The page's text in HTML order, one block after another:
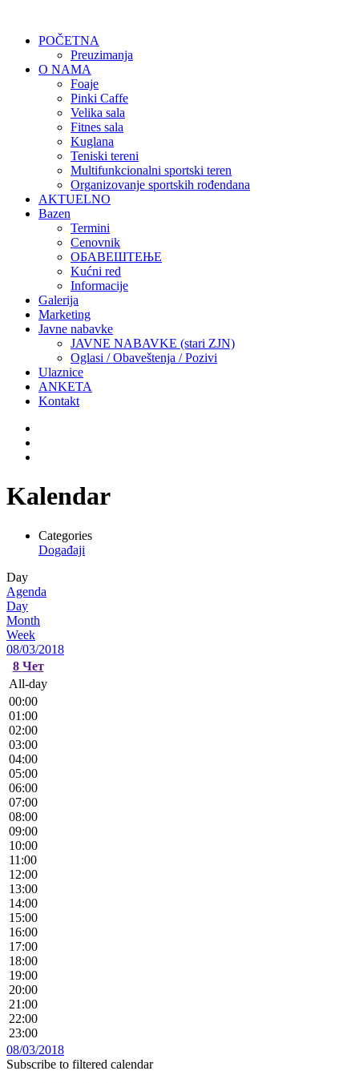
POČETNA
Preuzimanja
O NAMA
Foaje
Pinki Caffe
Velika sala
Fitnes sala
Kuglana
Teniski tereni
Multifunkcionalni sportski teren
Organizovanje sportskih rođendana
AKTUELNO
Bazen
Termini
Cenovnik
ОБАВЕШТЕЊЕ
Kućni red
Informacije
Galerija
Marketing
Javne nabavke
JAVNE NABAVKE (stari ZJN)
Oglasi / Obaveštenja / Pozivi
Ulaznice
ANKETA
Kontakt
Kalendar
Categories
Događaji
Day
Agenda
Day
Month
Week
08/03/2018
8 Чет
All-day
00:00
01:00
02:00
03:00
04:00
05:00
06:00
07:00
08:00
09:00
10:00
11:00
12:00
13:00
14:00
15:00
16:00
17:00
18:00
19:00
20:00
21:00
22:00
23:00
08/03/2018
Subscribe to filtered calendar